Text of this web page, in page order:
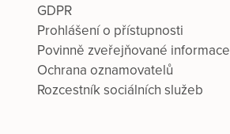
GDPR
Prohlášení o přístupnosti
Povinně zveřejňované informace
Ochrana oznamovatelů
Rozcestník sociálních služeb